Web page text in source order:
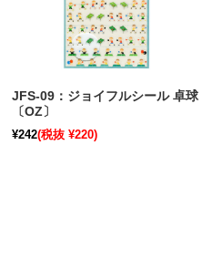
JFS-09：ジョイフルシール 卓球
〔OZ〕
¥242(税抜 ¥220)